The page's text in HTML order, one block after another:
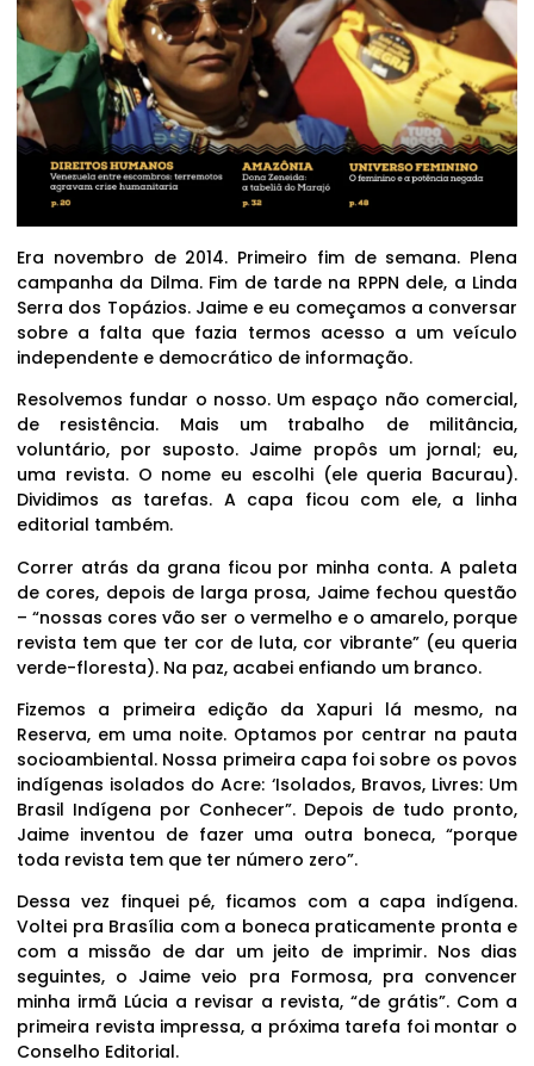
Era novembro de 2014. Primeiro fim de semana. Plena
campanha da Dilma. Fim de tarde na RPPN dele, a Linda
Serra dos Topázios. Jaime e eu começamos a conversar
sobre a falta que fazia termos acesso a um veículo
independente e democrático de informação.
Resolvemos fundar o nosso. Um espaço não comercial,
de resistência. Mais um trabalho de militância,
voluntário, por suposto. Jaime propôs um jornal; eu,
uma revista. O nome eu escolhi (ele queria Bacurau).
Dividimos as tarefas. A capa ficou com ele, a linha
editorial também.
Correr atrás da grana ficou por minha conta. A paleta
de cores, depois de larga prosa, Jaime fechou questão
– “nossas cores vão ser o vermelho e o amarelo, porque
revista tem que ter cor de luta, cor vibrante” (eu queria
verde-floresta). Na paz, acabei enfiando um branco.
Fizemos a primeira edição da Xapuri lá mesmo, na
Reserva, em uma noite. Optamos por centrar na pauta
socioambiental. Nossa primeira capa foi sobre os povos
indígenas isolados do Acre: ‘Isolados, Bravos, Livres: Um
Brasil Indígena por Conhecer”. Depois de tudo pronto,
Jaime inventou de fazer uma outra boneca, “porque
toda revista tem que ter número zero”.
Dessa vez finquei pé, ficamos com a capa indígena.
Voltei pra Brasília com a boneca praticamente pronta e
com a missão de dar um jeito de imprimir. Nos dias
seguintes, o Jaime veio pra Formosa, pra convencer
minha irmã Lúcia a revisar a revista, “de grátis”. Com a
primeira revista impressa, a próxima tarefa foi montar o
Conselho Editorial.